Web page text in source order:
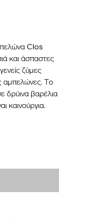
Clos
και άσπαστες
ζύμες
αμπελώνες. Το
δρύινα βαρέλια
καινούργια.